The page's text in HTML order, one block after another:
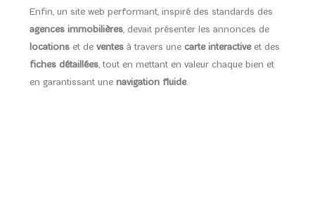
Enfin, un site web performant, inspiré des standards des
agences immobilières, devait présenter les annonces de
locations et de ventes à travers une carte interactiveet des
fiches détaillées, tout en mettant en valeur chaque bien et
en garantissant une navigation fluide.